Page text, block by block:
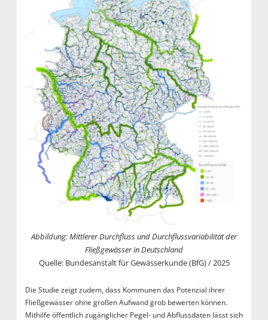
Abbildung: Mittlerer Durchfluss und Durchflussvariabilität der
Fließgewässer in Deutschland
Quelle: Bundesanstalt für Gewässerkunde (BfG) / 2025
Die Studie zeigt zudem, dass Kommunen das Potenzial ihrer
Fließgewässer ohne großen Aufwand grob bewerten können.
Mithilfe öffentlich zugänglicher Pegel- und Abflussdaten lässt sich